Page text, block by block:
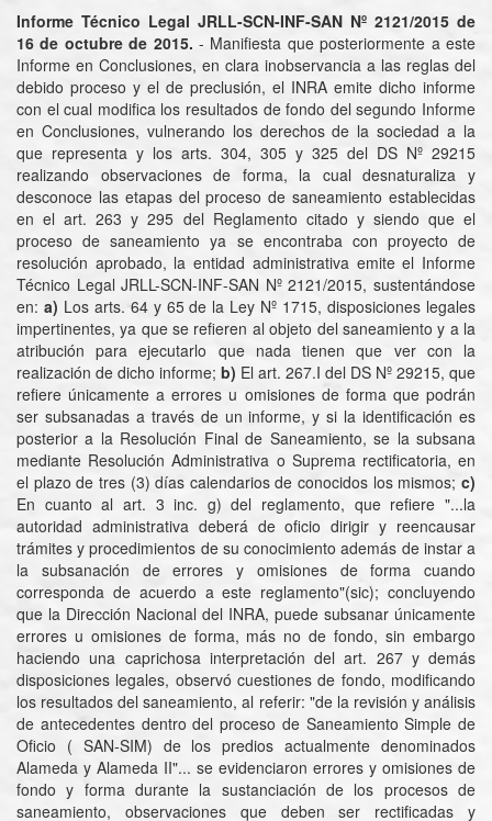
Informe Técnico Legal JRLL-SCN-INF-SAN Nº 2121/2015 de
16 de octubre de 2015. - Manifiesta que posteriormente a este
Informe en Conclusiones, en clara inobservancia a las reglas del
debido proceso y el de preclusión, el INRA emite dicho informe
con el cual modifica los resultados de fondo del segundo Informe
en Conclusiones, vulnerando los derechos de la sociedad a la
que representa y los arts. 304, 305 y 325 del DS Nº 29215
realizando observaciones de forma, la cual desnaturaliza y
desconoce las etapas del proceso de saneamiento establecidas
en el art. 263 y 295 del Reglamento citado y siendo que el
proceso de saneamiento ya se encontraba con proyecto de
resolución aprobado, la entidad administrativa emite el Informe
Técnico Legal JRLL-SCN-INF-SAN Nº 2121/2015, sustentándose
en: a) Los arts. 64 y 65 de la Ley Nº 1715, disposiciones legales
impertinentes, ya que se refieren al objeto del saneamiento y a la
atribución para ejecutarlo que nada tienen que ver con la
realización de dicho informe; b) El art. 267.I del DS Nº 29215, que
refiere únicamente a errores u omisiones de forma que podrán
ser subsanadas a través de un informe, y si la identificación es
posterior a la Resolución Final de Saneamiento, se la subsana
mediante Resolución Administrativa o Suprema rectificatoria, en
el plazo de tres (3) días calendarios de conocidos los mismos; c)
En cuanto al art. 3 inc. g) del reglamento, que refiere "...la
autoridad administrativa deberá de oficio dirigir y reencausar
trámites y procedimientos de su conocimiento además de instar a
la subsanación de errores y omisiones de forma cuando
corresponda de acuerdo a este reglamento"(sic); concluyendo
que la Dirección Nacional del INRA, puede subsanar únicamente
errores u omisiones de forma, más no de fondo, sin embargo
haciendo una caprichosa interpretación del art. 267 y demás
disposiciones legales, observó cuestiones de fondo, modificando
los resultados del saneamiento, al referir: "de la revisión y análisis
de antecedentes dentro del proceso de Saneamiento Simple de
Oficio ( SAN-SIM) de los predios actualmente denominados
Alameda y Alameda II"... se evidenciaron errores y omisiones de
fondo y forma durante la sustanciación de los procesos de
saneamiento, observaciones que deben ser rectificadas y